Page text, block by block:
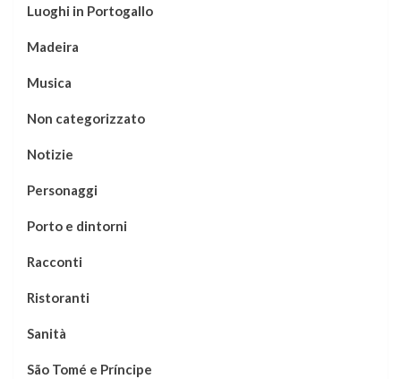
Luoghi in Portogallo
Madeira
Musica
Non categorizzato
Notizie
Personaggi
Porto e dintorni
Racconti
Ristoranti
Sanità
São Tomé e Príncipe